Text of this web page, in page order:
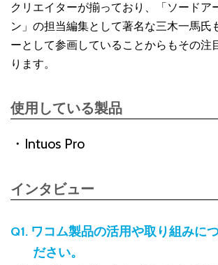
クリエイターが揃っており、「ソードア
ン」の担当編集として著名な三木一馬氏
ーとして参画していることからもその注
ります。
使用している製品
Intuos Pro
インタビュー
Q1. ワコム製品の活用や取り組みに
ださい。